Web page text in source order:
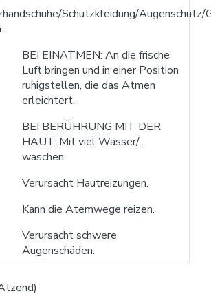
Schutzkleidung/Augenschutz/
BEI EINATMEN: An die frische
Luft bringen und in einer Position
ruhigstellen, die das Atmen
erleichtert.
BEI BERÜHRUNG MIT DER
HAUT: Mit viel Wasser/...
waschen.
Verursacht Hautreizungen.
Kann die Atemwege reizen.
Verursacht schwere
Augenschäden.